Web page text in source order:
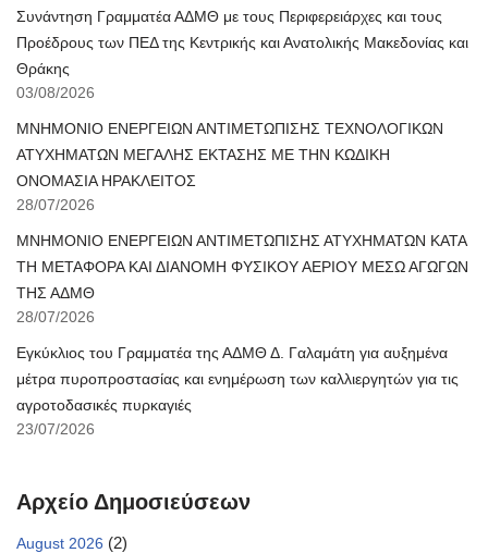
Συνάντηση Γραμματέα ΑΔΜΘ με τους Περιφερειάρχες και τους
Προέδρους των ΠΕΔ της Κεντρικής και Ανατολικής Μακεδονίας και
Θράκης
03/08/2026
ΜΝΗΜΟΝΙΟ ΕΝΕΡΓΕΙΩΝ ΑΝΤΙΜΕΤΩΠΙΣΗΣ ΤΕΧΝΟΛΟΓΙΚΩΝ
ΑΤΥΧΗΜΑΤΩΝ ΜΕΓΑΛΗΣ ΕΚΤΑΣΗΣ ΜΕ ΤΗΝ ΚΩΔΙΚΗ
ΟΝΟΜΑΣΙΑ ΗΡΑΚΛΕΙΤΟΣ
28/07/2026
ΜΝΗΜΟΝΙΟ ΕΝΕΡΓΕΙΩΝ ΑΝΤΙΜΕΤΩΠΙΣΗΣ ΑΤΥΧΗΜΑΤΩΝ ΚΑΤΑ
ΤΗ ΜΕΤΑΦΟΡΑ ΚΑΙ ΔΙΑΝΟΜΗ ΦΥΣΙΚΟΥ ΑΕΡΙΟΥ ΜΕΣΩ ΑΓΩΓΩΝ
ΤΗΣ ΑΔΜΘ
28/07/2026
Εγκύκλιος του Γραμματέα της ΑΔΜΘ Δ. Γαλαμάτη για αυξημένα
μέτρα πυροπροστασίας και ενημέρωση των καλλιεργητών για τις
αγροτοδασικές πυρκαγιές
23/07/2026
Αρχείο Δημοσιεύσεων
August 2026 (2)